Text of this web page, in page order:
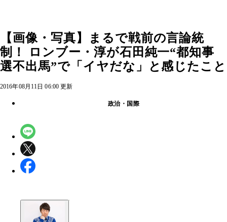
【画像・写真】まるで戦前の言論統
制！ ロンブー・淳が石田純一“都知事
選不出馬”で「イヤだな」と感じたこと
2016年08月11日 06:00 更新
政治・国際